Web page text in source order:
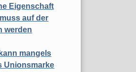
Eigenschaft
auf der
werden
mangels
Unionsmarke